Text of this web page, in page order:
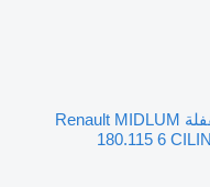
شاحنة مقفلة Renault MIDLUM
180.115 6